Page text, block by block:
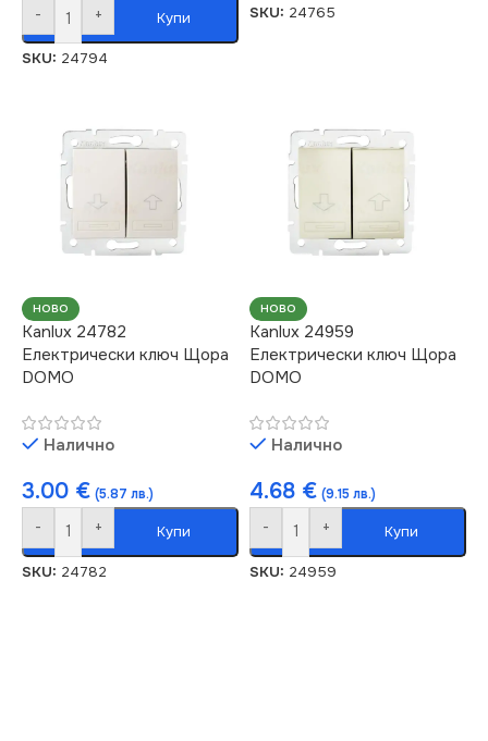
- + Купи
SKU: 24794
SKU: 24765
НОВО
Kanlux 24782
Електрически ключ Щора
DOMO
Налично
3.00 € (5.87 лв.)
- + Купи
SKU: 24782
НОВО
Kanlux 24959
Електрически ключ Щора
DOMO
Налично
4.68 € (9.15 лв.)
- + Купи
SKU: 24959